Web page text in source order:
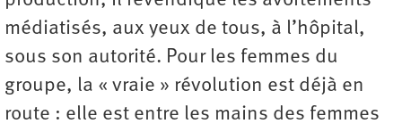
médiatisés, aux yeux de tous, à l’hôpital,
sous son autorité. Pour les femmes du
groupe, la « vraie » révolution est déjà en
route : elle est entre les mains des femmes